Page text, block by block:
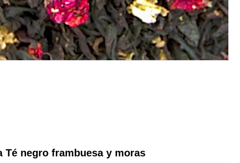
Té negro frambuesa y moras